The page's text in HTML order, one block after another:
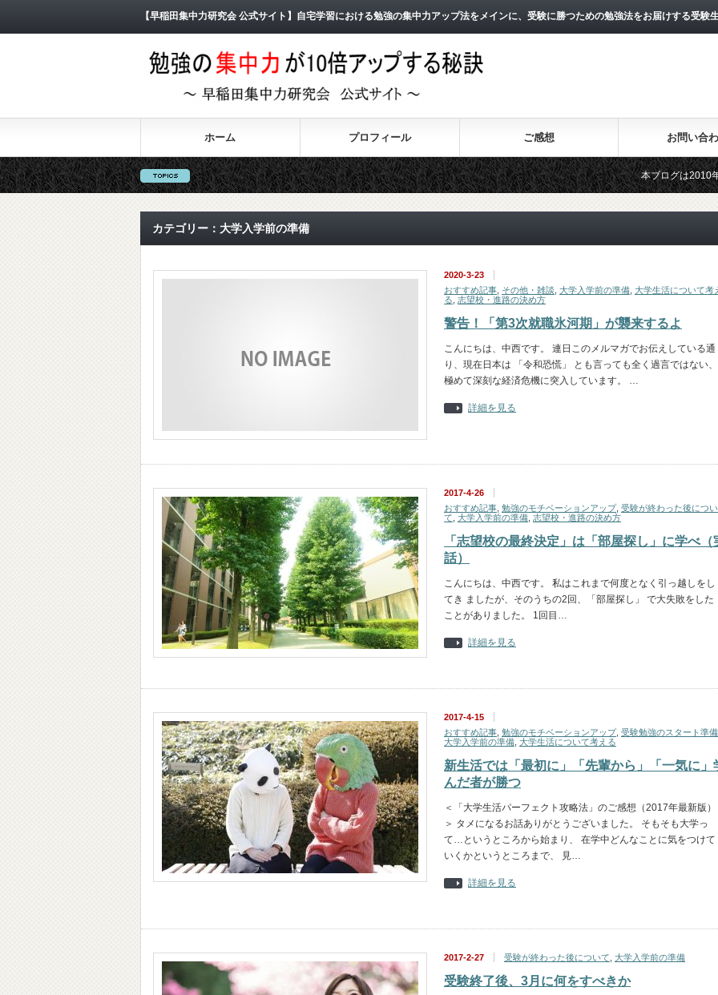
【早稲田集中力研究会 公式サイト】自宅学習における勉強の集中力アップ法をメインに、受験に勝つための勉強法をお届けする受験
ホーム プロフィール ご感想 お問い合
本ブログは2010年8月よりス
2011年3月よりスタートした
カテゴリー：大学入学前の準備
2020-3-23
おすすめ記事 その他・雑談 大学入学前の準備 大学生活について考
る 志望校・進路の決め方
警告！「第3次就職氷河期」が襲来するよ
こんにちは、中西です。 連日このメルマガでお伝えしている通
り、現在日本は 「令和恐慌」 とも言っても全く過言ではない、
極めて深刻な経済危機に突入しています。 …
詳細を見る
2017-4-26
おすすめ記事 勉強のモチベーションアップ, 受験が終わった後につい
て 大学入学前の準備 志望校・進路の決め方
「志望校の最終決定」は「部屋探し」に学べ（
話）
こんにちは、中西です。 私はこれまで何度となく引っ越しをし
てき ましたが、そのうちの2回、「部屋探し」 で大失敗をした
ことがありました。 1回目…
詳細を見る
2017-4-15
おすすめ記事 勉強のモチベーションアップ, 受験勉強のスタート準備
大学入学前の準備 大学生活について考える
新生活では「最初に」「先輩から」「一気に」
んだ者が勝つ
＜「大学生活パーフェクト攻略法」のご感想（2017年最新版）
＞ タメになるお話ありがとうございました。 そもそも大学っ
て…というところから始まり、 在学中どんなことに気をつけて
いくかというところまで、 見…
詳細を見る
2017-2-27 受験が終わった後について 大学入学前の準備
受験終了後、3月に何をすべきか